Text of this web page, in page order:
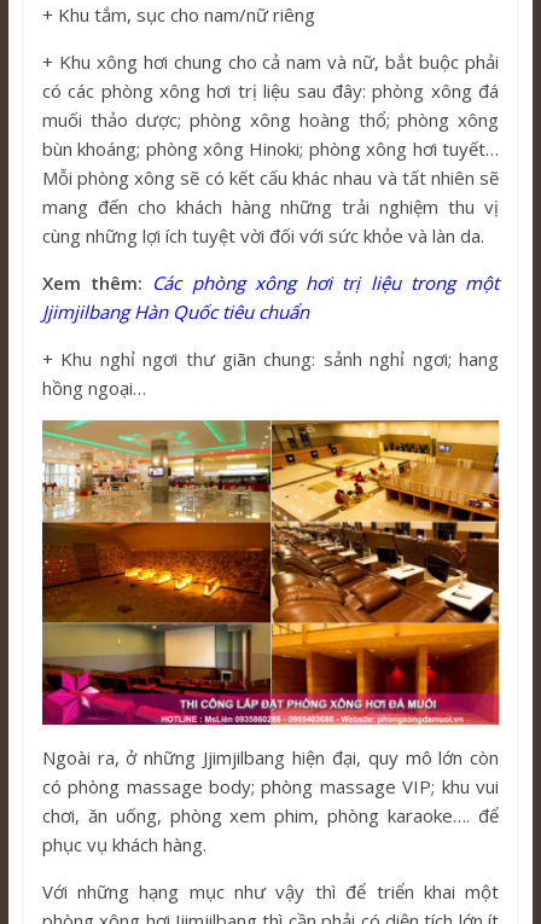
+ Khu tắm, sục cho nam/nữ riêng
+ Khu xông hơi chung cho cả nam và nữ, bắt buộc phải
có các phòng xông hơi trị liệu sau đây: phòng xông đá
muối thảo dược; phòng xông hoàng thổ; phòng xông
bùn khoáng; phòng xông Hinoki; phòng xông hơi tuyết…
Mỗi phòng xông sẽ có kết cấu khác nhau và tất nhiên sẽ
mang đến cho khách hàng những trải nghiệm thu vị
cùng những lợi ích tuyệt vời đối với sức khỏe và làn da.
Xem thêm: Các phòng xông hơi trị liệu trong một
Jjimjilbang Hàn Quốc tiêu chuẩn
+ Khu nghỉ ngơi thư giãn chung: sảnh nghỉ ngơi; hang
hồng ngoại…
Ngoài ra, ở những Jjimjilbang hiện đại, quy mô lớn còn
có phòng massage body; phòng massage VIP; khu vui
chơi, ăn uống, phòng xem phim, phòng karaoke…. để
phục vụ khách hàng.
Với những hạng mục như vậy thì để triển khai một